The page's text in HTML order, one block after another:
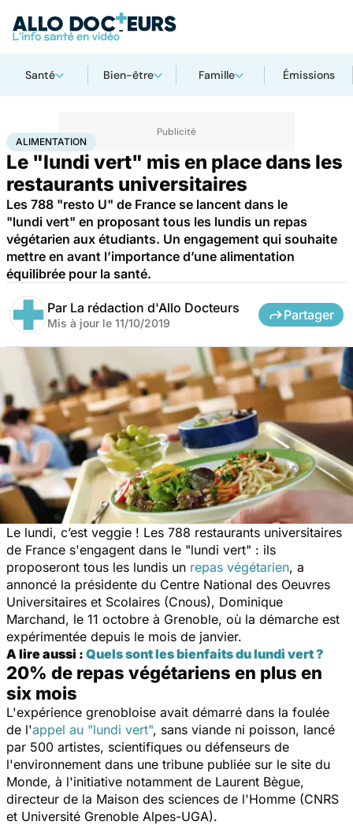
Santé Bien-être Famille Émissions
AccueilBien-être Nutrition Alimentation
ALIMENTATION
Le "lundi vert" mis en place dans les
restaurants universitaires
Les 788 "resto U" de France se lancent dans le
"lundi vert" en proposant tous les lundis un repas
végétarien aux étudiants. Un engagement qui souhaite
mettre en avant l’importance d’une alimentation
équilibrée pour la santé.
Par La rédaction d'Allo Docteurs
Mis à jour le 11/10/2019
Partager
Le lundi, c’est veggie ! Les 788 restaurants universitaires
de France s'engagent dans le "lundi vert" : ils
proposeront tous les lundis un repas végétarien, a
annoncé la présidente du Centre National des Oeuvres
Universitaires et Scolaires (Cnous), Dominique
Marchand, le 11 octobre à Grenoble, où la démarche est
expérimentée depuis le mois de janvier.
A lire aussi : Quels sont les bienfaits du lundi vert ?
20% de repas végétariens en plus en
six mois
L'expérience grenobloise avait démarré dans la foulée
de l'appel au "lundi vert", sans viande ni poisson, lancé
par 500 artistes, scientifiques ou défenseurs de
l'environnement dans une tribune publiée sur le site du
Monde, à l'initiative notamment de Laurent Bègue,
directeur de la Maison des sciences de l'Homme (CNRS
et Université Grenoble Alpes-UGA).